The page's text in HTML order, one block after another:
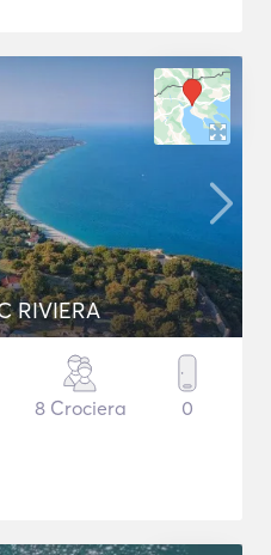
RIVIERA
8 Crociera 0